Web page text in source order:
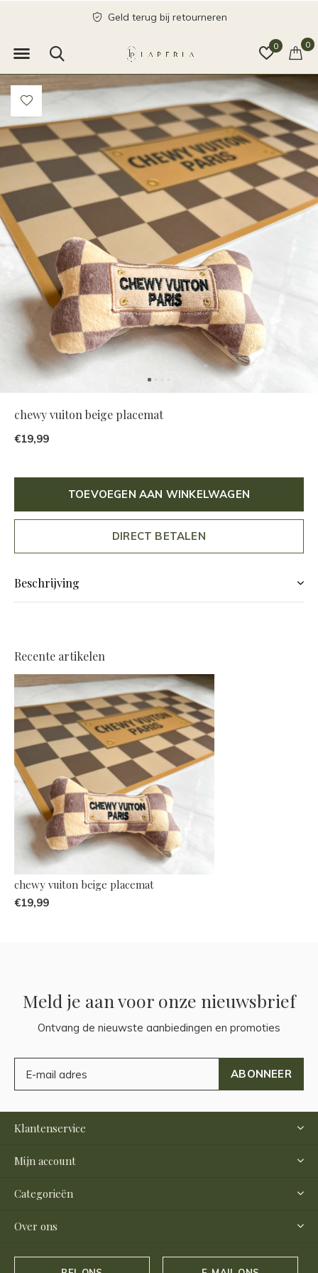
0 0
Geld terug bij retourneren
chewy vuiton beige placemat
€19,99
TOEVOEGEN AAN WINKELWAGEN
DIRECT BETALEN
Beschrijving
Recente artikelen
chewy vuiton beige placemat
€19,99
Meld je aan voor onze nieuwsbrief
Ontvang de nieuwste aanbiedingen en promoties
ABONNEER
Klantenservice
Mijn account
Categorieën
Over ons